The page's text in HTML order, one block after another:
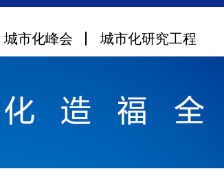
城市化峰会 城市化研究工程